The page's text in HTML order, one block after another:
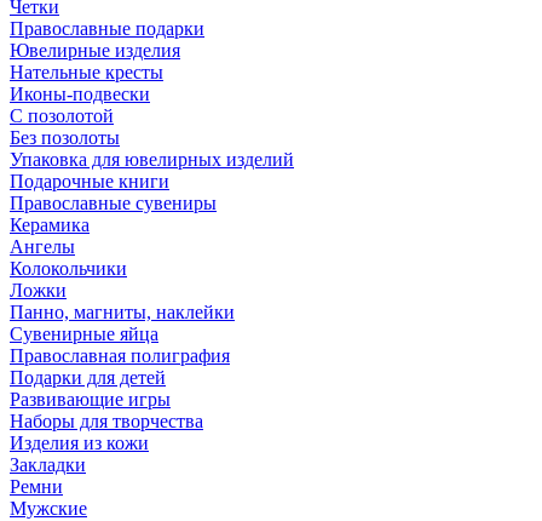
Четки
Православные подарки
Ювелирные изделия
Нательные кресты
Иконы-подвески
С позолотой
Без позолоты
Упаковка для ювелирных изделий
Подарочные книги
Православные сувениры
Керамика
Ангелы
Колокольчики
Ложки
Панно, магниты, наклейки
Сувенирные яйца
Православная полиграфия
Подарки для детей
Развивающие игры
Наборы для творчества
Изделия из кожи
Закладки
Ремни
Мужские